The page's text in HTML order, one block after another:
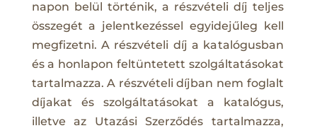
napon belül történik, a részvételi díj teljes
összegét a jelentkezéssel egyidejűleg kell
megfizetni. A részvételi díj a katalógusban
és a honlapon feltüntetett szolgáltatásokat
tartalmazza. A részvételi díjban nem foglalt
díjakat és szolgáltatásokat a katalógus,
illetve az Utazási Szerződés tartalmazza,